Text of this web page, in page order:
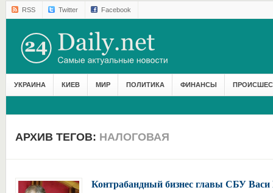
RSS Twitter Facebook
УКРАИНА КИЕВ МИР ПОЛИТИКА ФИНАНСЫ
АРХИВ ТЕГОВ: НАЛОГОВАЯ
Контрабандный бизнес главы СБУ